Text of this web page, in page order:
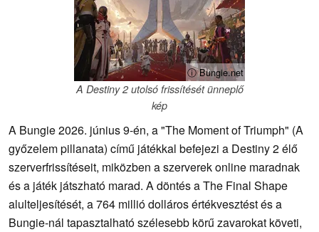
ⓘ Bungie.net
A Destiny 2 utolsó frissítését ünneplő
kép
A Bungie 2026. június 9-én, a "The Moment of Triumph" (A
győzelem pillanata) című játékkal befejezi a Destiny 2 élő
szerverfrissítéseit, miközben a szerverek online maradnak
és a játék játszható marad. A döntés a The Final Shape
alulteljesítését, a 764 millió dolláros értékvesztést és a
Bungie-nál tapasztalható szélesebb körű zavarokat követi,